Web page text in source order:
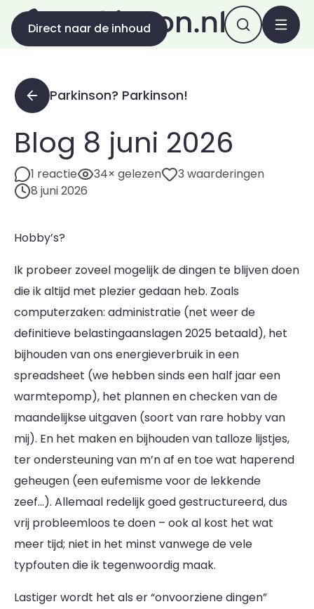
Direct naar de inhoud
Parkinson? Parkinson!
Blog 8 juni 2026
1 reactie 34× gelezen
3 waarderingen
8 juni 2026
Hobby’s?
Ik probeer zoveel mogelijk de dingen te blijven doen
die ik altijd met plezier gedaan heb. Zoals
computerzaken: administratie (net weer de
definitieve belastingaanslagen 2025 betaald), het
bijhouden van ons energieverbruik in een
spreadsheet (we hebben sinds een half jaar een
warmtepomp), het plannen en checken van de
maandelijkse uitgaven (soort van rare hobby van
mij). En het maken en bijhouden van talloze lijstjes,
ter ondersteuning van m’n af en toe wat haperend
geheugen (een eufemisme voor de lekkende
zeef...). Allemaal redelijk goed gestructureerd, dus
vrij probleemloos te doen – ook al kost het wat
meer tijd; niet in het minst vanwege de vele
typfouten die ik tegenwoordig maak.
Lastiger wordt het als er “onvoorziene dingen”